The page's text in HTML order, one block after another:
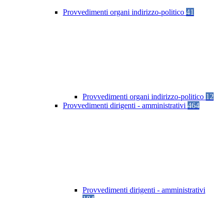
Provvedimenti organi indirizzo-politico 41
Provvedimenti organi indirizzo-politico 12
Provvedimenti dirigenti - amministrativi 464
Provvedimenti dirigenti - amministrativi